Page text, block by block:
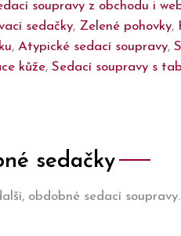
soupravy z obchodu i
sedačky, Zelené pohovky,
, Atypické sedací soupravy,
kůže, Sedací soupravy s
sedačky
obdobné sedací soupravy.